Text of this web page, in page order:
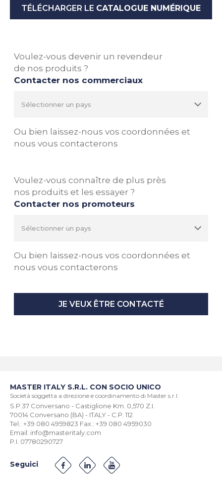
TÉLÉCHARGER LE CATALOGUE NUMÉRIQUE
Voulez-vous devenir un revendeur
de nos produits ?
Contacter nos commerciaux
Ou bien laissez-nous vos coordonnées et
nous vous contacterons
Voulez-vous connaître de plus près
nos produits et les essayer ?
Contacter nos promoteurs
Ou bien laissez-nous vos coordonnées et
nous vous contacterons
JE VEUX ÊTRE CONTACTÉ
MASTER ITALY S.R.L. CON SOCIO UNICO
Società soggetta a direzione e coordinamento di Master s.r.l.
S.P.37 Conversano - Castiglione Km. 0,570 Z.I.
70014 Conversano (BA) - ITALY - C.P. 112
Tel.: +39 080 4959823 Fax.: +39 080 4959030
Email: info@masteritaly.com
P.I. 07780290727
Seguici